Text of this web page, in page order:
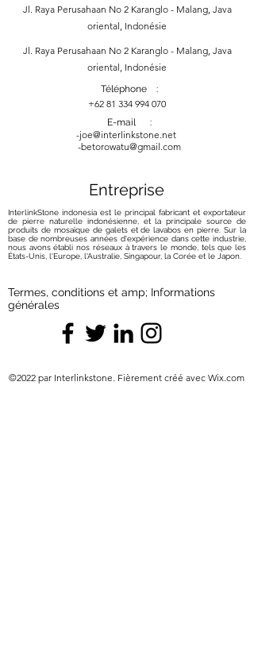
Jl. Raya Perusahaan No 2 Karanglo - Malang, Java
oriental, Indonésie
Jl. Raya Perusahaan No 2 Karanglo - Malang, Java
oriental, Indonésie
Téléphone :
+62 81 334 994 070
E-mail :
-joe@interlinkstone.net
-betorowatu@gmail.com
Entreprise
InterlinkStone indonesia est le principal fabricant et exportateur
de pierre naturelle indonésienne, et la principale source de
produits de mosaïque de galets et de lavabos en pierre. Sur la
base de nombreuses années d'expérience dans cette industrie,
nous avons établi nos réseaux à travers le monde, tels que les
États-Unis, l'Europe, l'Australie, Singapour, la Corée et le Japon.
Termes, conditions et amp; Informations
générales
©2022 par Interlinkstone. Fièrement créé avec Wix.com